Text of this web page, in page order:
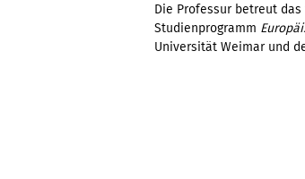
Die Professur betreut
Studienprogramm
Universität Weimar und